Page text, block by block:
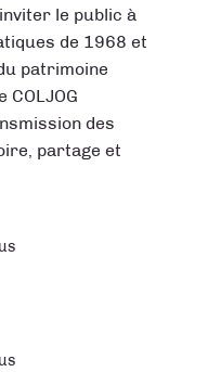
le public à
de 1968 et
patrimoine
des
partage et